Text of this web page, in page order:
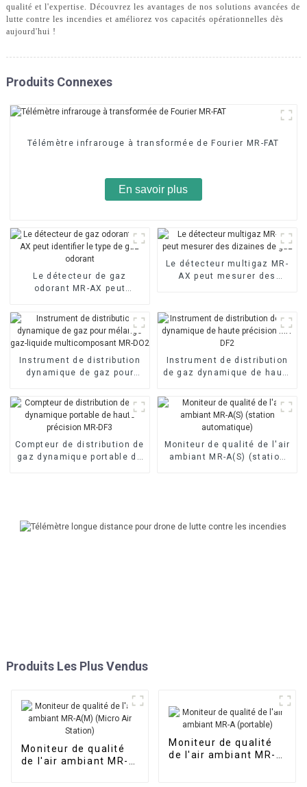
qualité et l'expertise. Découvrez les avantages de nos solutions avancées de
lutte contre les incendies et améliorez vos capacités opérationnelles dès
aujourd'hui !
Produits Connexes
Télémètre infrarouge à transformée de Fourier MR-FAT
En savoir plus
Le détecteur de gaz
odorant MR-AX peut
odorant
Le détecteur multigaz MR-
AX peut mesurer des
Instrument de distribution
dynamique de gaz pour
multicomposant MR-DO2
Instrument de distribution
de gaz dynamique de haute
Compteur de distribution de
gaz dynamique portable de
Moniteur de qualité de l'air
ambiant MR-A(S) (station
Produits Les Plus Vendus
Moniteur de qualité
de l'air ambiant MR-
Moniteur de qualité
de l'air ambiant MR-A